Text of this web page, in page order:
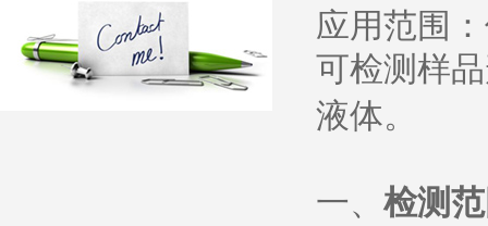
应用范围
可检测样
液体。
一、 检测